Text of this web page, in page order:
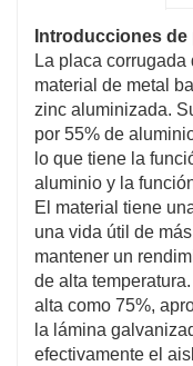
Introducciones
La placa
material de metal
zinc aluminizada.
por 55% de
lo que tiene la
aluminio y la
El material tiene
una vida útil de
mantener un
de alta
alta como 75%,
la lámina
efectivamente el